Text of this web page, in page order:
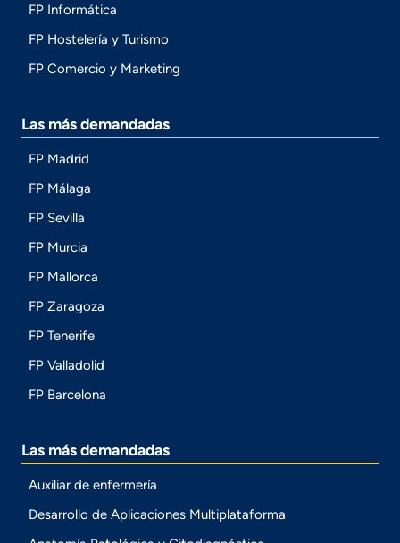
FP Informática
FP Hostelería y Turismo
FP Comercio y Marketing
Las más demandadas
FP Madrid
FP Málaga
FP Sevilla
FP Murcia
FP Mallorca
FP Zaragoza
FP Tenerife
FP Valladolid
FP Barcelona
Las más demandadas
Auxiliar de enfermería
Desarrollo de Aplicaciones Multiplataforma